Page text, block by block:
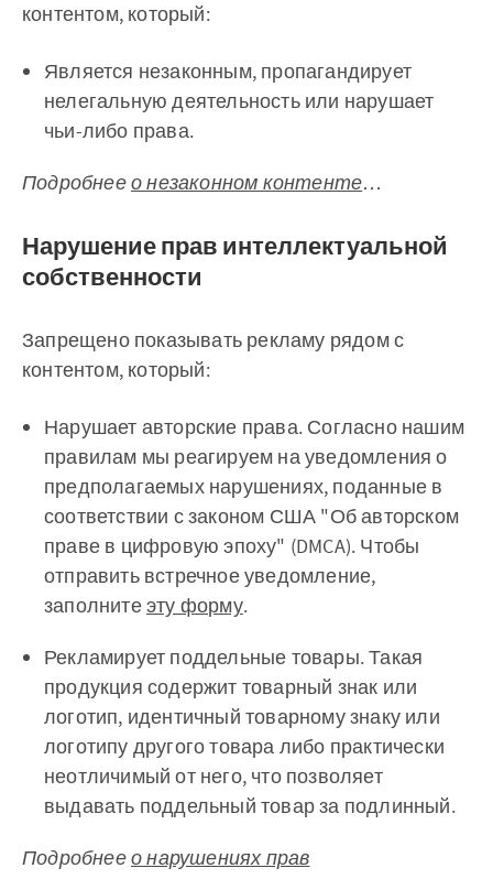
контентом, который:
Является незаконным, пропагандирует
нелегальную деятельность или нарушает
чьи-либо права.
Подробнеео незаконном контенте…
Нарушение прав интеллектуальной
собственности
Запрещено показывать рекламу рядом с
контентом, который:
Нарушает авторские права. Согласно нашим
правилам мы реагируем на уведомления о
предполагаемых нарушениях, поданные в
соответствии с законом США "Об авторском
праве в цифровую эпоху" (DMCA). Чтобы
отправить встречное уведомление,
заполнитеэту форму.
Рекламирует поддельные товары. Такая
продукция содержит товарный знак или
логотип, идентичный товарному знаку или
логотипу другого товара либо практически
неотличимый от него, что позволяет
выдавать поддельный товар за подлинный.
Подробнеео нарушениях прав